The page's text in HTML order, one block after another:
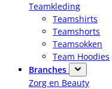
Teamkleding
Teamshirts
Teamshorts
Teamsokken
Team Hoodies
Branches
Zorg en Beauty